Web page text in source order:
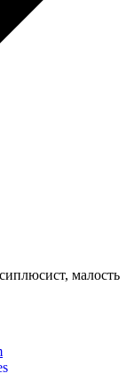
малость